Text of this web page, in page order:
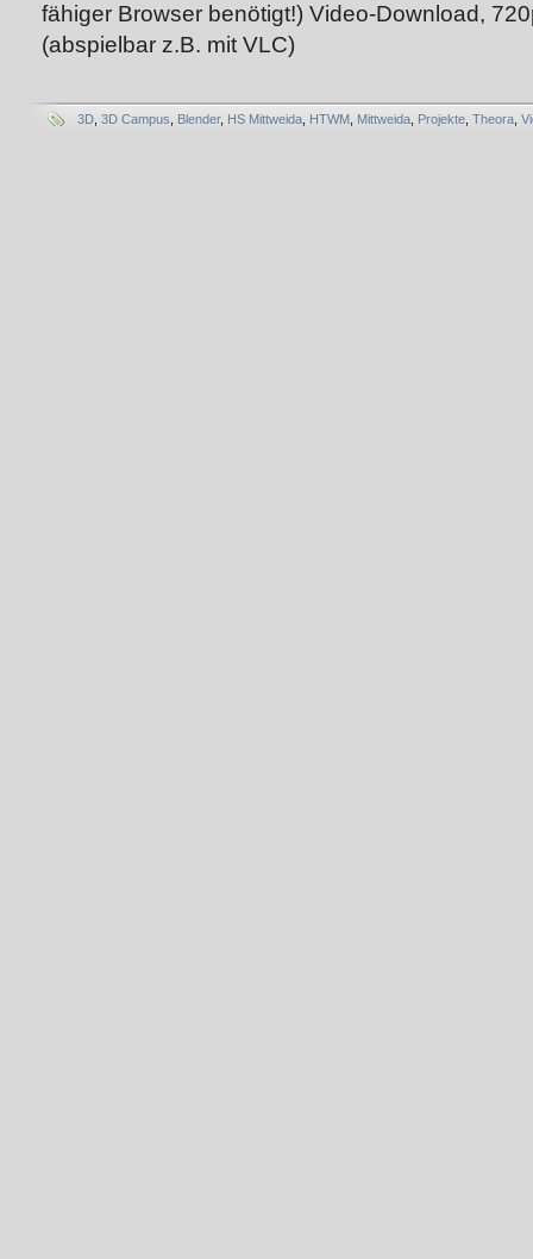
fähiger Browser benötigt!) Video-Download,
(abspielbar z.B. mit VLC)
3D 3D Campus Blender, HS Mittweida HTWM Mittweida Projekte Theora